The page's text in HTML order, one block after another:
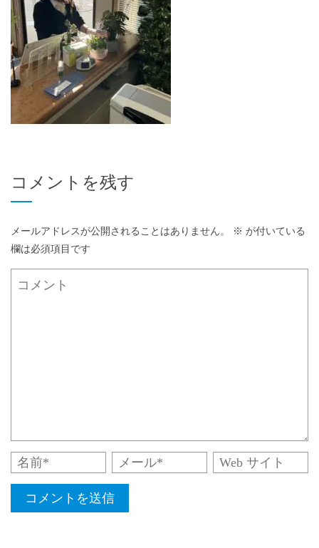
コメントを残す
メールアドレスが公開されることはありません。 ※ が付いている
欄は必須項目です